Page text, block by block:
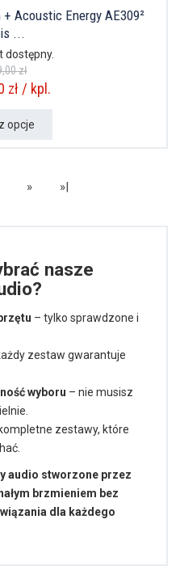
Acoustic Energy AE309²
...
dostępny.
zł
zł / kpl.
opcje
» »|
nasze
– tylko sprawdzone i
zestaw gwarantuje
wyboru – nie musisz
zestawy, które
audio stworzone przez
brzmieniem bez
dla każdego